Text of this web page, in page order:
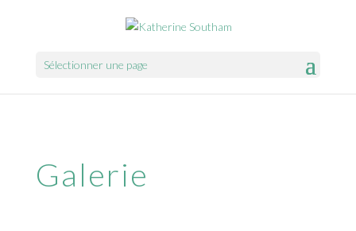
Sélectionner une page
Galerie